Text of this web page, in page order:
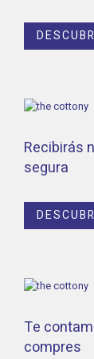
Recibirás
segura
Te
compres